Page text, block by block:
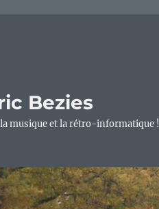
Bezies
musique et la rétro-informatique !